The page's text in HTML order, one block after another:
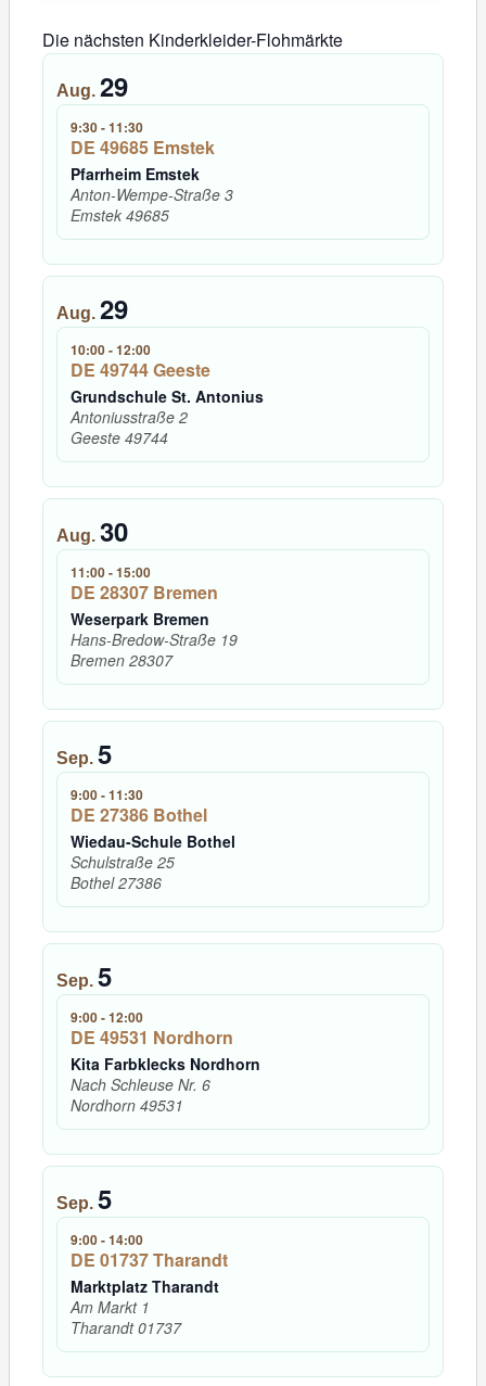
Die nächsten Kinderkleider-Flohmärkte
Aug. 29
9:30-11:30
DE 49685 Emstek
Pfarrheim Emstek
Anton-Wempe-Straße 3
Emstek 49685
Aug. 29
10:00-12:00
DE 49744 Geeste
Grundschule St. Antonius
Antoniusstraße 2
Geeste 49744
Aug. 30
11:00-15:00
DE 28307 Bremen
Weserpark Bremen
Hans-Bredow-Straße 19
Bremen 28307
Sep. 5
9:00-11:30
DE 27386 Bothel
Wiedau-Schule Bothel
Schulstraße 25
Bothel27386
Sep. 5
9:00-12:00
DE 49531 Nordhorn
Kita Farbklecks Nordhorn
Nach Schleuse Nr. 6
Nordhorn 49531
Sep. 5
9:00-14:00
DE 01737 Tharandt
Marktplatz Tharandt
Am Markt 1
Tharandt01737